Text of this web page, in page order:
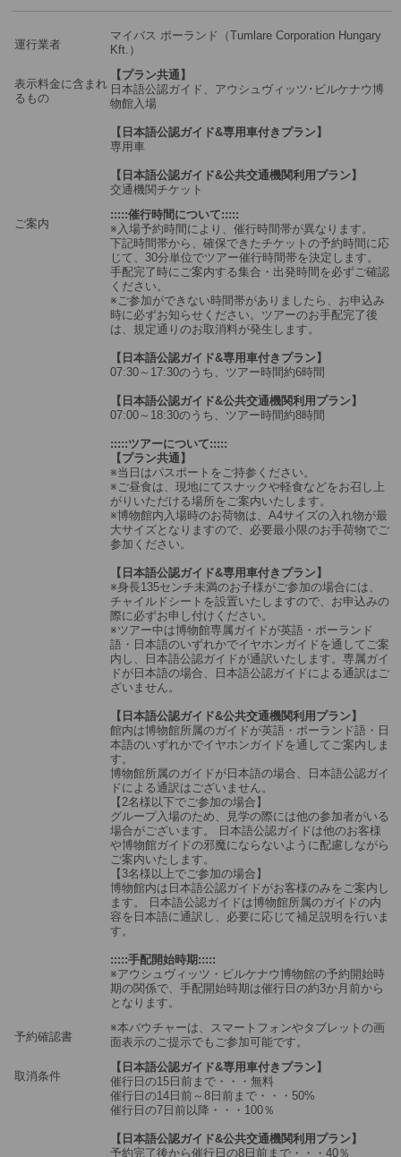
運行業者
マイバス ポーランド（Tumlare Corporation Hungary
Kft.）
表示料金に含まれ
るもの
【プラン共通】
日本語公認ガイド、アウシュヴィッツ･ビルケナウ博
物館入場
【日本語公認ガイド&専用車付きプラン】
専用車
【日本語公認ガイド&公共交通機関利用プラン】
交通機関チケット
ご案内
:::::催行時間について:::::
※入場予約時間により、催行時間帯が異なります。
下記時間帯から、確保できたチケットの予約時間に応
じて、30分単位でツアー催行時間帯を決定します。
手配完了時にご案内する集合・出発時間を必ずご確認
ください。
※ご参加ができない時間帯がありましたら、お申込み
時に必ずお知らせください。ツアーのお手配完了後
は、規定通りのお取消料が発生します。
【日本語公認ガイド&専用車付きプラン】
07:30～17:30のうち、ツアー時間約6時間
【日本語公認ガイド&公共交通機関利用プラン】
07:00～18:30のうち、ツアー時間約8時間
:::::ツアーについて:::::
【プラン共通】
※当日はパスポートをご持参ください。
※ご昼食は、現地にてスナックや軽食などをお召し上
がりいただける場所をご案内いたします。
※博物館内入場時のお荷物は、A4サイズの入れ物が最
大サイズとなりますので、必要最小限のお手荷物でご
参加ください。
【日本語公認ガイド&専用車付きプラン】
※身長135センチ未満のお子様がご参加の場合には、
チャイルドシートを設置いたしますので、お申込みの
際に必ずお申し付けください。
※ツアー中は博物館専属ガイドが英語・ポーランド
語・日本語のいずれかでイヤホンガイドを通してご案
内し、日本語公認ガイドが通訳いたします。専属ガイ
ドが日本語の場合、日本語公認ガイドによる通訳はご
ざいません。
【日本語公認ガイド&公共交通機関利用プラン】
館内は博物館所属のガイドが英語・ポーランド語・日
本語のいずれかでイヤホンガイドを通してご案内しま
す。
博物館所属のガイドが日本語の場合、日本語公認ガイ
ドによる通訳はございません。
【2名様以下でご参加の場合】
グループ入場のため、見学の際には他の参加者がいる
場合がございます。 日本語公認ガイドは他のお客様
や博物館ガイドの邪魔にならないように配慮しながら
ご案内いたします。
【3名様以上でご参加の場合】
博物館内は日本語公認ガイドがお客様のみをご案内し
ます。 日本語公認ガイドは博物館所属のガイドの内
容を日本語に通訳し、必要に応じて補足説明を行いま
す。
:::::手配開始時期:::::
※アウシュヴィッツ・ビルケナウ博物館の予約開始時
期の関係で、手配開始時期は催行日の約3か月前から
となります。
予約確認書
※本バウチャーは、スマートフォンやタブレットの画
面表示のご提示でもご参加可能です。
取消条件
【日本語公認ガイド&専用車付きプラン】
催行日の15日前まで・・・無料
催行日の14日前～8日前まで・・・50%
催行日の7日前以降・・・100％
【日本語公認ガイド&公共交通機関利用プラン】
予約完了後から催行日の8日前まで・・・40％